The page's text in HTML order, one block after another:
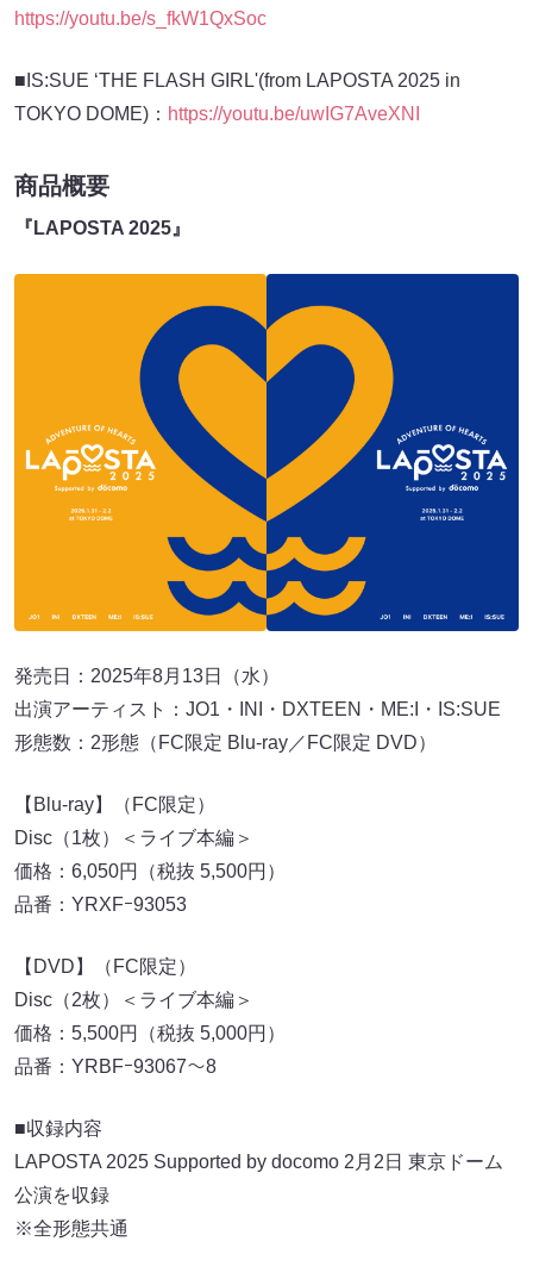
https://youtu.be/s_fkW1QxSoc
■IS:SUE ‘THE FLASH GIRL'(from LAPOSTA 2025 in
TOKYO DOME)： https://youtu.be/uwIG7AveXNI
商品概要
『LAPOSTA 2025』
発売日：2025年8月13日（水）
出演アーティスト：JO1・INI・DXTEEN・ME:I・IS:SUE
形態数：2形態（FC限定 Blu-ray／FC限定 DVD）
【Blu-ray】（FC限定）
Disc（1枚）＜ライブ本編＞
価格：6,050円（税抜 5,500円）
品番：YRXFｰ93053
【DVD】（FC限定）
Disc（2枚）＜ライブ本編＞
価格：5,500円（税抜 5,000円）
品番：YRBFｰ93067～8
■収録内容
LAPOSTA 2025 Supported by docomo 2月2日 東京ドーム
公演を収録
※全形態共通